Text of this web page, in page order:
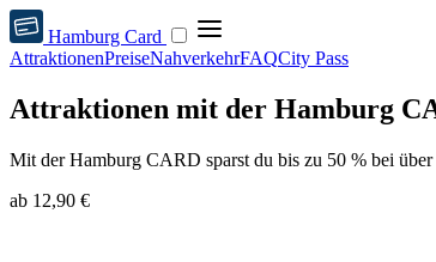
Hamburg Card
AttraktionenPreiseNahverkehrFAQCity Pass
Attraktionen mit der Hamburg
Mit der Hamburg CARD sparst du bis zu 50 % bei
ab 12,90 €